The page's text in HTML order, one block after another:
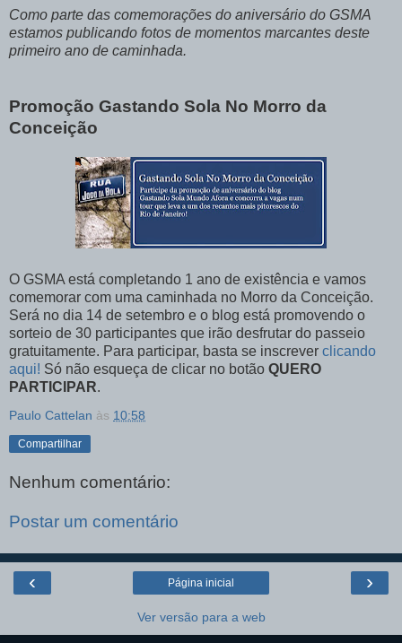
Como parte das comemorações do aniversário do GSMA
estamos publicando fotos de momentos marcantes deste
primeiro ano de caminhada.
Promoção Gastando Sola No Morro da
Conceição
O GSMA está completando 1 ano de existência e vamos
comemorar com uma caminhada no Morro da Conceição.
Será no dia 14 de setembro e o blog está promovendo o
sorteio de 30 participantes que irão desfrutar do passeio
gratuitamente. Para participar, basta se inscrever clicando
aqui! Só não esqueça de clicar no botão QUERO
PARTICIPAR.
Paulo Cattelan às 10:58
Compartilhar
Nenhum comentário:
Postar um comentário
‹ ›
Página inicial
Ver versão para a web